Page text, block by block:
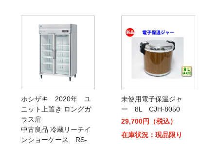
ホシザキ 2020年 ユ
ニット上置き ロングガ
ラス扉
中古良品 冷蔵リーチイ
ンショーケース RS-
未使用電子保温ジャ
ー 8L CJH-8050
29,700円（税込）
在庫状況：現品限り